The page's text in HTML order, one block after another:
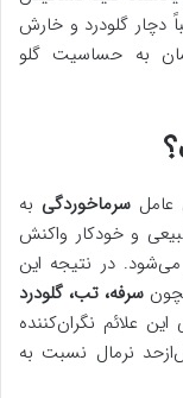
دچار گلودرد و خارش
به حساسیت گلو
عاملسرماخوردگی به
و خودکار واکنش
در نتیجه این
سرفه، تب، گلودرد
علائم نگران‌کننده
نرمال نسبت به